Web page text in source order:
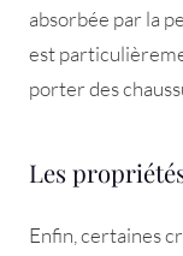
absorbée par la
est
porter des
Les
Enfin, certaines